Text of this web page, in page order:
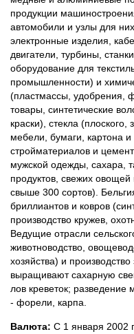
продукции
автомобили и узлы для
электронные изделия,
двигатели, турбины,
оборудование для
промышленности) и
(пластмассы, удобрения,
товары, синтетические
краски), стекла (плоского,
мебели, бумаги, картона и
стройматериалов и
мужской одежды, сахара,
продуктов, свежих
свыше 300 сортов).
бриллиантов и ковров
производство кружев,
Ведущие отрасли
животноводство,
хозяйства) и
выращивают сахарную
лов креветок;
- форели, карпа.
Валюта: С 1 января 2002